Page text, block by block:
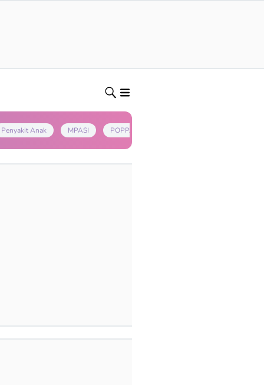
Penyakit Anak MPASI POPPAPA